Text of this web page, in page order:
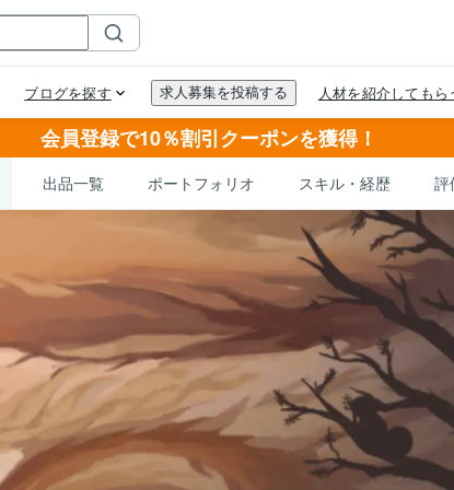
会員登録で10％割引クーポンを獲得！
出品一覧 ポートフォリオ スキル・経歴 評